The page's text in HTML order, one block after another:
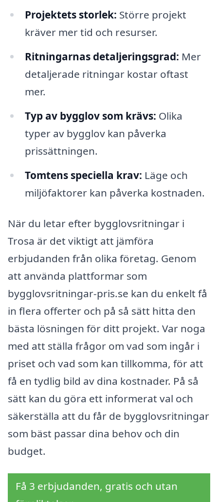
Projektets storlek: Större projekt
kräver mer tid och resurser.
Ritningarnas detaljeringsgrad: Mer
detaljerade ritningar kostar oftast
mer.
Typ av bygglov som krävs: Olika
typer av bygglov kan påverka
prissättningen.
Tomtens speciella krav: Läge och
miljöfaktorer kan påverka kostnaden.
När du letar efter bygglovsritningar i
Trosa är det viktigt att jämföra
erbjudanden från olika företag. Genom
att använda plattformar som
bygglovsritningar-pris.se kan du enkelt få
in flera offerter och på så sätt hitta den
bästa lösningen för ditt projekt. Var noga
med att ställa frågor om vad som ingår i
priset och vad som kan tillkomma, för att
få en tydlig bild av dina kostnader. På så
sätt kan du göra ett informerat val och
säkerställa att du får de bygglovsritningar
som bäst passar dina behov och din
budget.
Få 3 erbjudanden, gratis och utan